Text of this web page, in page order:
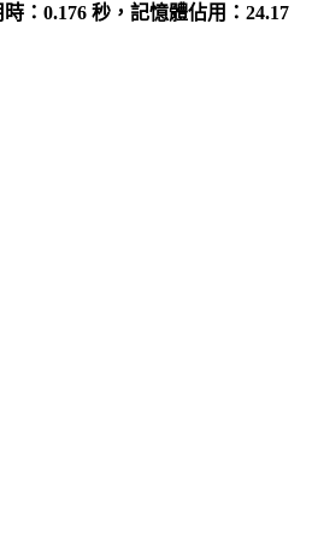
：0.176 秒，記憶體佔用：24.17